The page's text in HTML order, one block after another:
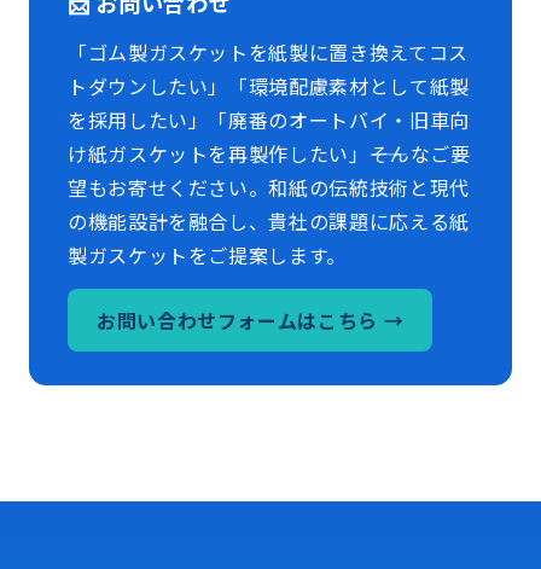
「ゴム製ガスケットを紙製に置き換えてコス
トダウンしたい」「環境配慮素材として紙製
を採用したい」「廃番のオートバイ・旧車向
け紙ガスケットを再製作したい」――そんなご要
望もお寄せください。和紙の伝統技術と現代
の機能設計を融合し、貴社の課題に応える紙
製ガスケットをご提案します。
お問い合わせフォームはこちら →